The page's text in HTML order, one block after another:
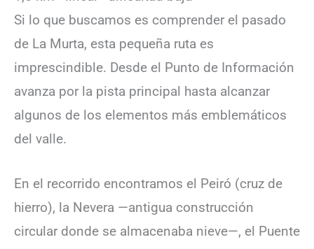
Si lo que buscamos es comprender el pasado
de La Murta, esta pequeña ruta es
imprescindible. Desde el Punto de Información
avanza por la pista principal hasta alcanzar
algunos de los elementos más emblemáticos
del valle.
En el recorrido encontramos el Peiró (cruz de
hierro), la Nevera —antigua construcción
circular donde se almacenaba nieve—, el Puente